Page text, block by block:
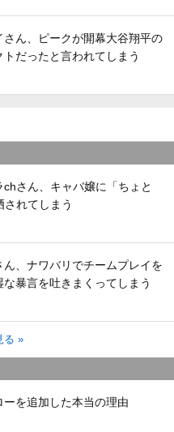
さん、ピークが開幕大谷翔平の
だったと言われてしまう
chさん、キャバ嬢に「ちょと
されてしまう
ん、ナワバリでチームプレイを
暴言を吐きまくってしまう
る »
ーを追加した本当の理由